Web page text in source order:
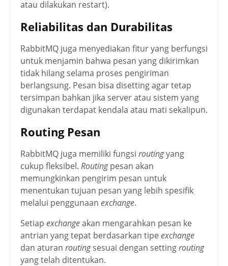
atau dilakukan restart).
Reliabilitas dan Durabilitas
RabbitMQ juga menyediakan fitur yang berfungsi
untuk menjamin bahwa pesan yang dikirimkan
tidak hilang selama proses pengiriman
berlangsung. Pesan bisa disetting agar tetap
tersimpan bahkan jika server atau sistem yang
digunakan terdapat kendala atau mati sekalipun.
Routing Pesan
RabbitMQ juga memiliki fungsi routingyang
cukup fleksibel. Routingpesan akan
memungkinkan pengirim pesan untuk
menentukan tujuan pesan yang lebih spesifik
melalui penggunaan exchange.
Setiap exchangeakan mengarahkan pesan ke
antrian yang tepat berdasarkan tipeexchange
dan aturan routingsesuai dengan settingrouting
yang telah ditentukan.